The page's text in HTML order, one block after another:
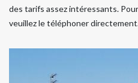
des tarifs assez intéressants.
veuillez le téléphoner